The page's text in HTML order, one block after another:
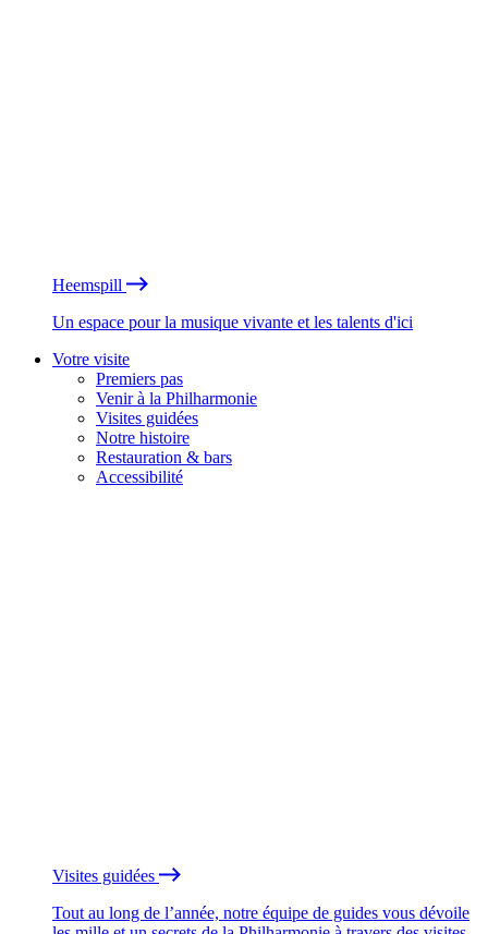
Heemspill
Un espace pour la musique vivante et les talents d'ici
Votre visite
Premiers pas
Venir à la Philharmonie
Visites guidées
Notre histoire
Restauration & bars
Accessibilité
Visites guidées
Tout au long de l’année, notre équipe de guides vous dévoile